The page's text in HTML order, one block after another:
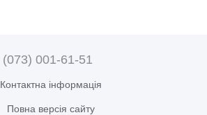
(073) 001-61-51
Контактна інформація
Повна версія сайту